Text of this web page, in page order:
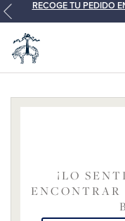
RECOGE TU PEDIDO
¡LO
ENCONTRAR